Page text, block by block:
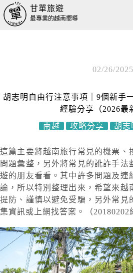
甘單旅遊
最專業的越南嚮導
02/26/2025
胡志明自由行注意事項｜9個新手
經驗分享（2026最
南越
攻略分享 胡志
這篇主要將越南旅行常見的機票、
問題彙整，另外將常見的訛詐手法
遊的朋友看看。其中許多問題及連
論，所以特別整理出來，希望來越
提防、謹慎以避免受騙，另外常見
集資訊或上網找答案。（20180202